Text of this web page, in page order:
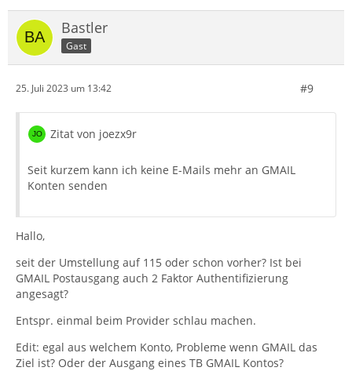
Bastler
Gast
25. Juli 2023 um 13:42 #9
Zitat von joezx9r
Seit kurzem kann ich keine E-Mails mehr an GMAIL
Konten senden
Hallo,
seit der Umstellung auf 115 oder schon vorher? Ist bei
GMAIL Postausgang auch 2 Faktor Authentifizierung
angesagt?
Entspr. einmal beim Provider schlau machen.
Edit: egal aus welchem Konto, Probleme wenn GMAIL das
Ziel ist? Oder der Ausgang eines TB GMAIL Kontos?